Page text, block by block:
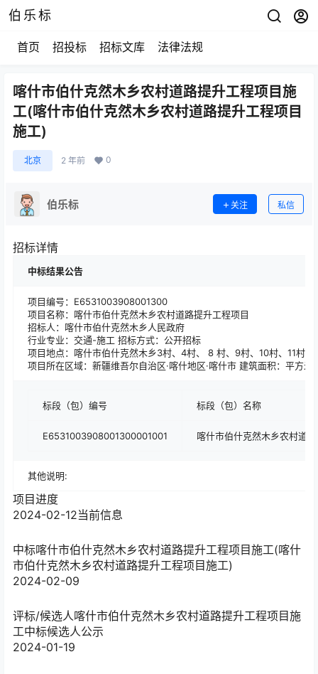
伯乐标
首页 招投标 招标文库 法律法规
喀什市伯什克然木乡农村道路提升工程项目施
工(喀什市伯什克然木乡农村道路提升工程项目
施工)
北京 2 年前 0
伯乐标 关注 私信
招标详情
中标结果公告
项目编号：E6531003908001300
项目名称：喀什市伯什克然木乡农村道路提升工程项目
招标人：喀什市伯什克然木乡人民政府
行业专业：交通-施工 招标方式：公开招标
项目地点：喀什市伯什克然木乡3村、4村、 8 村、9村、10村、11村
项目所在区域：新疆维吾尔自治区·喀什地区·喀什市 建筑面积：平方米
标段（包）编号 标段（包）名称
E6531003908001300001001 喀什市伯什克然木乡农村道
其他说明:
项目进度
2024-02-12当前信息
中标喀什市伯什克然木乡农村道路提升工程项目施工(喀什
市伯什克然木乡农村道路提升工程项目施工)
2024-02-09
评标/候选人喀什市伯什克然木乡农村道路提升工程项目施
工中标候选人公示
2024-01-19